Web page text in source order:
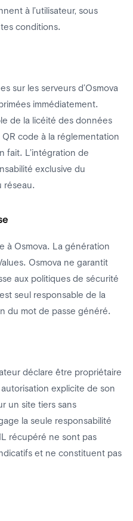
à l’utilisateur, sous
conditions.
sur les serveurs d’Osmova
immédiatement.
de la licéité des données
code à la réglementation
fait. L’intégration de
exclusive du
réseau.
à Osmova. La génération
Osmova ne garantit
aux politiques de sécurité
seul responsable de la
du mot de passe généré.
déclare être propriétaire
explicite de son
un site tiers sans
la seule responsabilité
récupéré ne sont pas
et ne constituent pas